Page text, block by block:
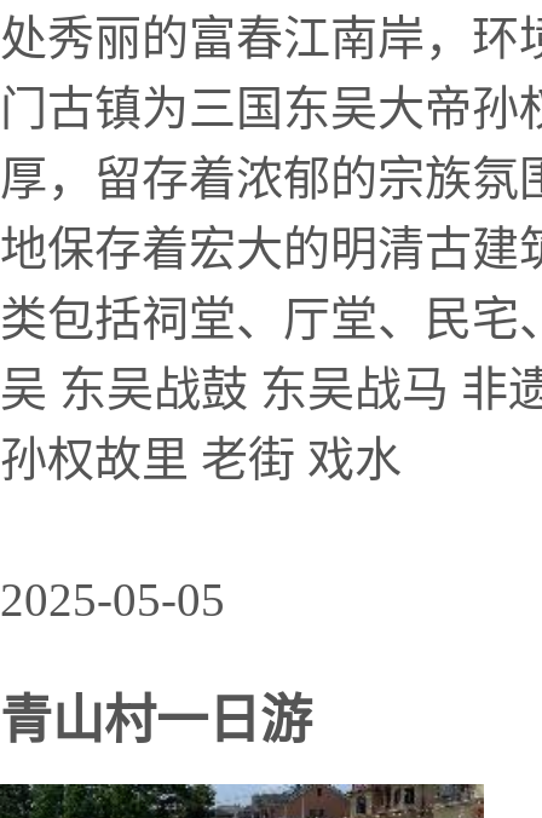
处秀丽的富春江南岸，
门古镇为三国东吴大帝
厚，留存着浓郁的宗族
地保存着宏大的明清古建
类包括祠堂、厅堂、民
吴 东吴战鼓 东吴战马 非
孙权故里 老街 戏水
2025-05-05
青山村一日游